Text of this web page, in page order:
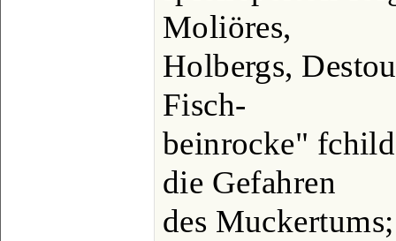
Moliöres,
Holbergs,
Fisch-
beinrocke"
die Gefahren
des